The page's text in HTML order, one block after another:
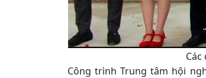
Công trình Trung tâm hội